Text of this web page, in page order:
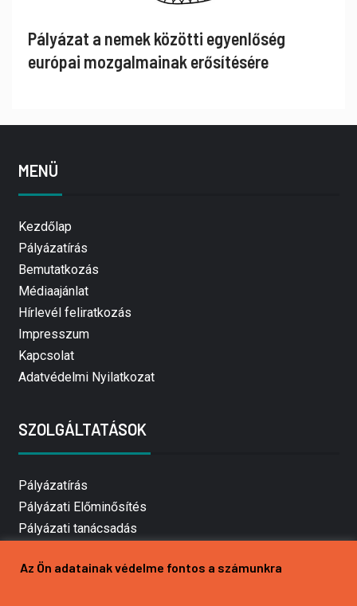
Pályázat a nemek közötti egyenlőség
európai mozgalmainak erősítésére
MENÜ
Kezdőlap
Pályázatírás
Bemutatkozás
Médiaajánlat
Hírlevél feliratkozás
Impresszum
Kapcsolat
Adatvédelmi Nyilatkozat
SZOLGÁLTATÁSOK
Pályázatírás
Pályázati Előminősítés
Pályázati tanácsadás
Mezőgazdasági pályázatírás
Az Ön adatainak védelme fontos a számunkra